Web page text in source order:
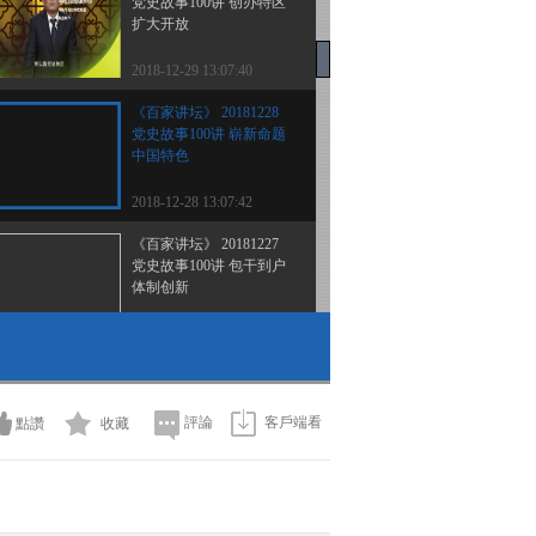
扩大开放
2018-12-29 13:07:40
《百家讲坛》 20181228
党史故事100讲 崭新命题
中国特色
2018-12-28 13:07:42
《百家讲坛》 20181227
党史故事100讲 包干到户
体制创新
拓宽视野
2018-12-26 13:09:45
党史故事100讲 思想解放
點讚 收藏 評論 客戶端看